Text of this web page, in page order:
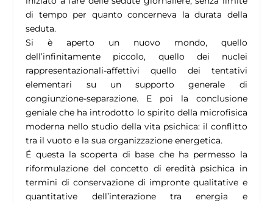
di tempo per quanto concerneva la durata della
seduta.
Si è aperto un nuovo mondo, quello
dell’infinitamente piccolo, quello dei nuclei
rappresentazionali-affettivi quello dei tentativi
elementari su un supporto generale di
congiunzione-separazione. E poi la conclusione
geniale che ha introdotto lo spirito della microfisica
moderna nello studio della vita psichica: il conflitto
tra il vuoto e la sua organizzazione energetica.
É questa la scoperta di base che ha permesso la
riformulazione del concetto di eredità psichica in
termini di conservazione di impronte qualitative e
quantitative dell’interazione tra energia e